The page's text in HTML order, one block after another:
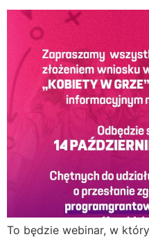
To będzie webinar, w